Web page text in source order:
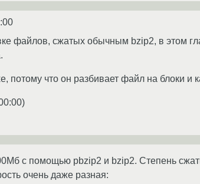
файлов, сжатых обычным bzip2, в этом
потому что он разбивает файл на блоки и
)
с помощью pbzip2 и bzip2. Степень
очень даже разная: